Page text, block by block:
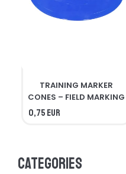
TRAINING MARKER
CONES – FIELD MARKING
0,75 EUR
Categories